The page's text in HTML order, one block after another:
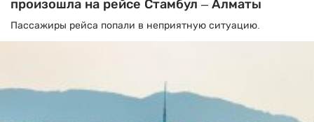
произошла на рейсе Стамбул – Алматы
Пассажиры рейса попали в неприятную ситуацию.